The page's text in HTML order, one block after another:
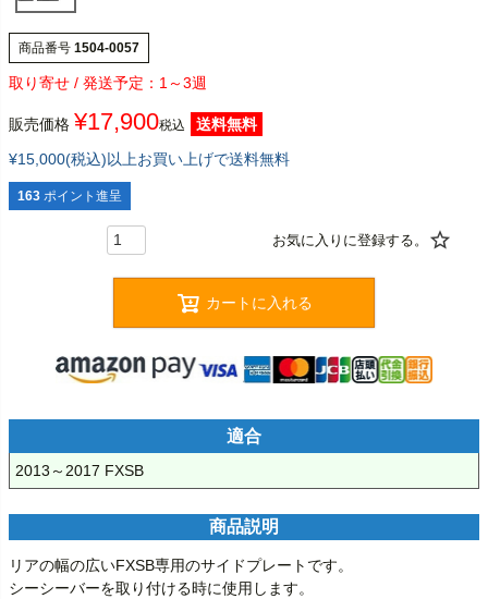
商品番号 1504-0057
1～3週
販売価格 ¥17,900税込
送料無料
¥15,000(税込)以上お買い上げで送料無料
163 ポイント進呈
カートに入れる
適合
2013～2017 FXSB
商品説明
リアの幅の広いFXSB専用のサイドプレートです。
シーシーバーを取り付ける時に使用します。